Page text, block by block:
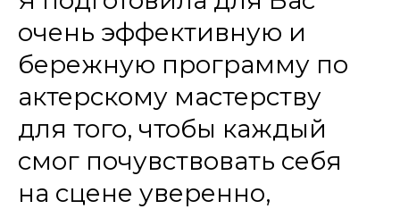
очень эффективную и
бережную программу по
актерскому мастерству
для того, чтобы каждый
смог почувствовать себя
на сцене уверенно,